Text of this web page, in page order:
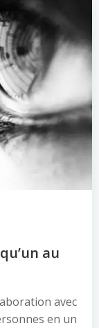
au
avec
en un